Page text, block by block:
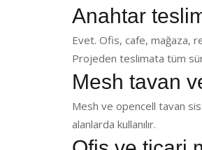
Anahtar
Evet. Ofis, cafe, mağaza,
Projeden teslimata tüm
Mesh tavan
Mesh ve opencell tavan
alanlarda kullanılır.